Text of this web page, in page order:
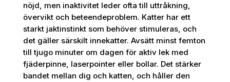
nöjd, men inaktivitet leder ofta till uttråkning,
övervikt och beteendeproblem. Katter har ett
starkt jaktinstinkt som behöver stimuleras, och
det gäller särskilt innekatter. Avsätt minst femton
till tjugo minuter om dagen för aktiv lek med
fjäderpinne, laserpointer eller bollar. Det stärker
bandet mellan dig och katten, och håller den